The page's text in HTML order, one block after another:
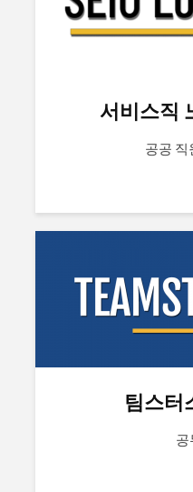
서비스직
공공 직
팀스터
공